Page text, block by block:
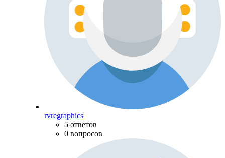
rvregraphics
5 ответов
0 вопросов